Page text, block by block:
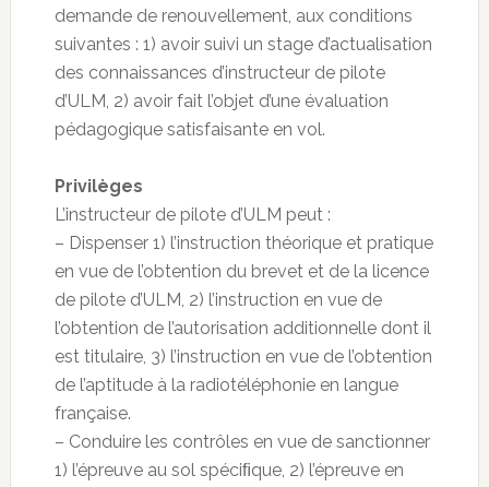
demande de renouvellement, aux conditions
suivantes : 1) avoir suivi un stage d’actualisation
des connaissances d’instructeur de pilote
d’ULM, 2) avoir fait l’objet d’une évaluation
pédagogique satisfaisante en vol.
Privilèges
L’instructeur de pilote d’ULM peut :
– Dispenser 1) l’instruction théorique et pratique
en vue de l’obtention du brevet et de la licence
de pilote d’ULM, 2) l’instruction en vue de
l’obtention de l’autorisation additionnelle dont il
est titulaire, 3) l’instruction en vue de l’obtention
de l’aptitude à la radiotéléphonie en langue
française.
– Conduire les contrôles en vue de sanctionner
1) l’épreuve au sol spéciﬁque, 2) l’épreuve en